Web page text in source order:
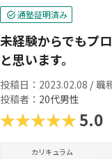
通塾証明済み
未経験からでもプ
と思います。
投稿日：2023.02.08 / 職
投稿者： 20代男性
★★★★★5.0
カリキュラム